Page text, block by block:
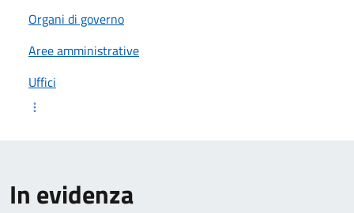
Organi di governo
Aree amministrative
Uffici
In evidenza